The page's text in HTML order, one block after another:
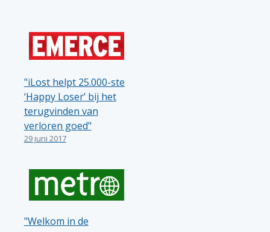
"iLost helpt 25.000-ste
‘Happy Loser’ bij het
terugvinden van
verloren goed"
29 juni 2017
"Welkom in de